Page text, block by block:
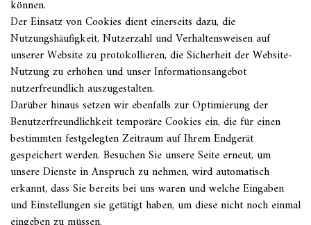
können.
Der Einsatz von Cookies dient einerseits dazu, die
Nutzungshäufigkeit, Nutzerzahl und Verhaltensweisen auf
unserer Website zu protokollieren, die Sicherheit der Website-
Nutzung zu erhöhen und unser Informationsangebot
nutzerfreundlich auszugestalten.
Darüber hinaus setzen wir ebenfalls zur Optimierung der
Benutzerfreundlichkeit temporäre Cookies ein, die für einen
bestimmten festgelegten Zeitraum auf Ihrem Endgerät
gespeichert werden. Besuchen Sie unsere Seite erneut, um
unsere Dienste in Anspruch zu nehmen, wird automatisch
erkannt, dass Sie bereits bei uns waren und welche Eingaben
und Einstellungen sie getätigt haben, um diese nicht noch einmal